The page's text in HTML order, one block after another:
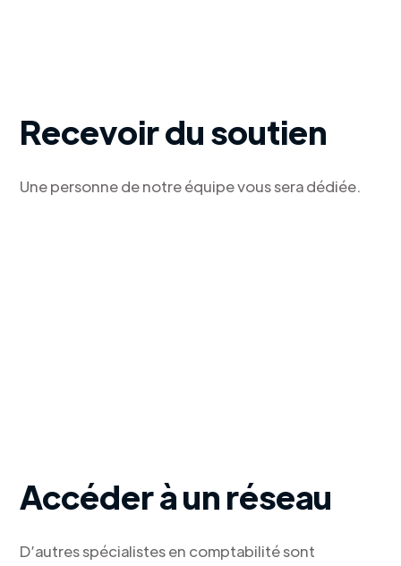
Recevoir du soutien
Une personne de notre équipe vous sera dédiée.
Accéder à un réseau
D’autres spécialistes en comptabilité sont